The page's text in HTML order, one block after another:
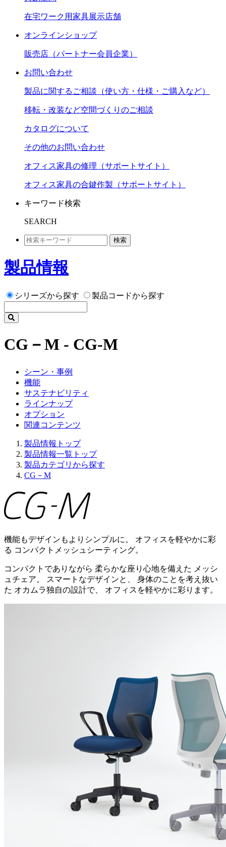
在宅ワーク用家具展示店舗
オンラインショップ
販売店（パートナー会員企業）
お問い合わせ
製品に関するご相談（使い方・仕様・ご購入など）
移転・改装など空間づくりのご相談
カタログについて
その他のお問い合わせ
オフィス家具の修理（サポートサイト）
オフィス家具の合鍵作製（サポートサイト）
キーワード検索
SEARCH
検索
製品情報
シリーズから探す 製品コードから探す
CG－M - CG-M
シーン・事例
機能
サステナビリティ
ラインナップ
オプション
関連コンテンツ
製品情報トップ
製品情報一覧トップ
製品カテゴリから探す
CG－M
機能もデザインもよりシンプルに。 オフィスを軽やかに彩
る コンパクトメッシュシーティング。
コンパクトでありながら 柔らかな座り心地を備えた メッシ
ュチェア。 スマートなデザインと、 身体のことを考え抜い
た オカムラ独自の設計で、 オフィスを軽やかに彩ります。